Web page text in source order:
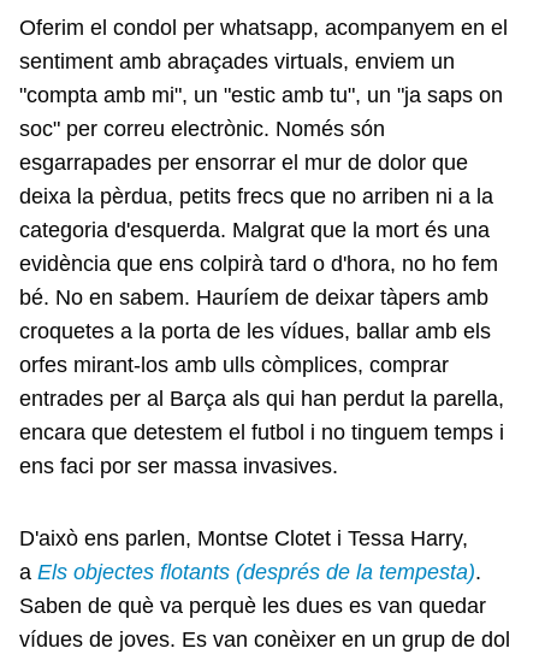
Oferim el condol per whatsapp, acompanyem en el
sentiment amb abraçades virtuals, enviem un
"compta amb mi", un "estic amb tu", un "ja saps on
soc" per correu electrònic. Només són
esgarrapades per ensorrar el mur de dolor que
deixa la pèrdua, petits frecs que no arriben ni a la
categoria d'esquerda. Malgrat que la mort és una
evidència que ens colpirà tard o d'hora, no ho fem
bé. No en sabem. Hauríem de deixar tàpers amb
croquetes a la porta de les vídues, ballar amb els
orfes mirant-los amb ulls còmplices, comprar
entrades per al Barça als qui han perdut la parella,
encara que detestem el futbol i no tinguem temps i
ens faci por ser massa invasives.
D'això ens parlen, Montse Clotet i Tessa Harry,
a Els objectes flotants (després de la tempesta).
Saben de què va perquè les dues es van quedar
vídues de joves. Es van conèixer en un grup de dol